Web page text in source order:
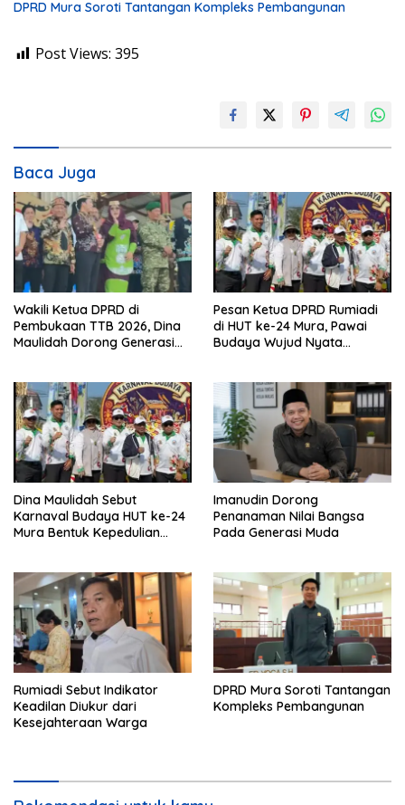
DPRD Mura Soroti Tantangan Kompleks Pembangunan
Post Views: 395
Baca Juga
Wakili Ketua DPRD di
Pembukaan TTB 2026, Dina
Maulidah Dorong Generasi
Pesan Ketua DPRD Rumiadi
di HUT ke-24 Mura, Pawai
Budaya Wujud Nyata
Dina Maulidah Sebut
Karnaval Budaya HUT ke-24
Mura Bentuk Kepedulian
Imanudin Dorong
Penanaman Nilai Bangsa
Pada Generasi Muda
Rumiadi Sebut Indikator
Keadilan Diukur dari
Kesejahteraan Warga
DPRD Mura Soroti Tantangan
Kompleks Pembangunan